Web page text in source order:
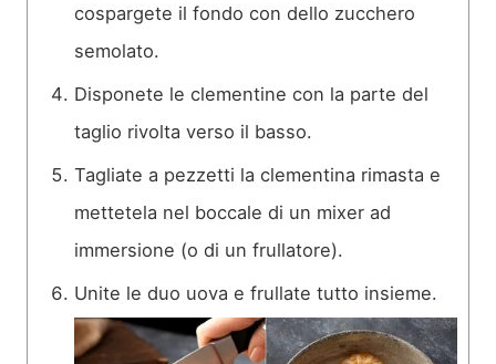
cospargete il fondo con dello zucchero
semolato.
Disponete le clementine con la parte del
taglio rivolta verso il basso.
Tagliate a pezzetti la clementina rimasta e
mettetela nel boccale di un mixer ad
immersione (o di un frullatore).
Unite le duo uova e frullate tutto insieme.